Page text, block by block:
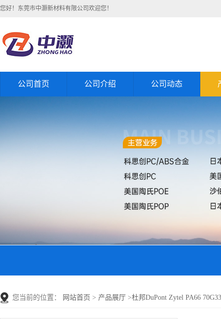
您好！东莞市中灏新材料有限公司欢迎您！
公司首页 公司介绍 公司动态
您当前的位置： 网站首页 > 产品展厅 >杜邦DuPont Zytel PA66